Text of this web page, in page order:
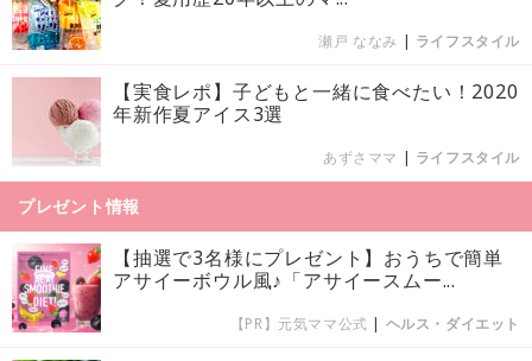
瀬戸 ななみ | ライフスタイル
【実食レポ】子どもと一緒に食べたい！2020
年新作夏アイス3選
あずさママ | ライフスタイル
プレゼント情報
【抽選で3名様にプレゼント】おうちで簡単
アサイーボウル風♪「アサイースムー...
【PR】元気ママ公式 | ヘルス・ダイエット